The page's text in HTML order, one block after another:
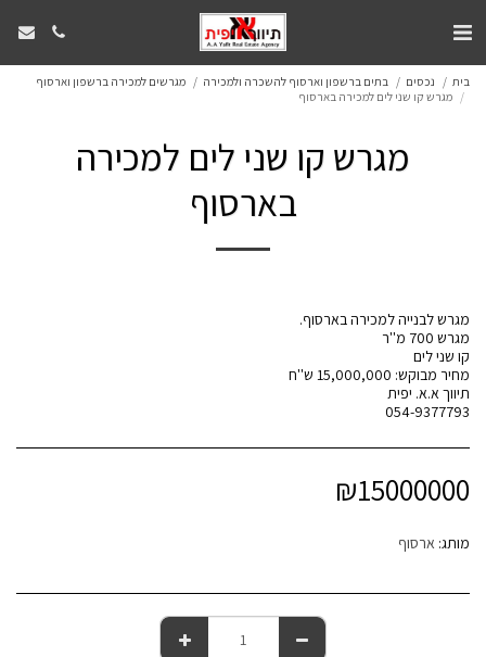
בית נכסים בתים ברשפון וארסוף להשכרה ולמכירה
מגרשים למכירה ברשפון וארסוף
מגרש קו שני לים למכירה בארסוף
מגרש קו שני לים למכירה
בארסוף
054-9377793
₪15000000
מותג: ארסוף